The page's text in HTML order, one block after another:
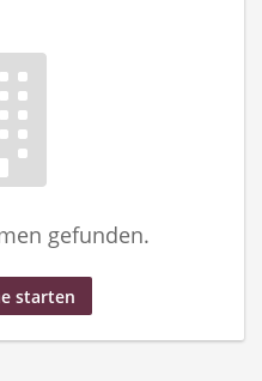
gefunden.
starten